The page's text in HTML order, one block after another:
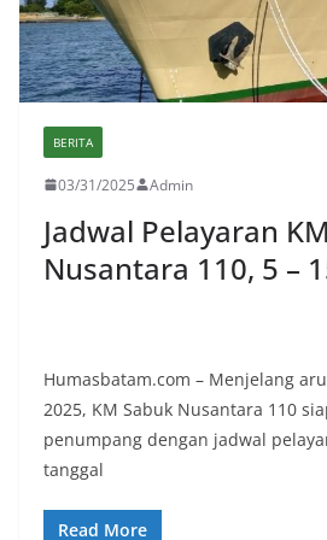
BERITA
03/31/2025 Admin
Jadwal Pelayaran
Nusantara 110, 5 –
Humasbatam.com – Menjelang
2025, KM Sabuk Nusantara 110
penumpang dengan jadwal
tanggal
Read More